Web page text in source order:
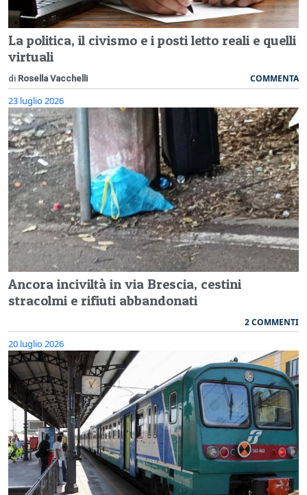
La politica, il civismo e i posti letto reali e quelli
virtuali
di Rosella Vacchelli COMMENTA
23 luglio 2026
Ancora inciviltà in via Brescia, cestini
stracolmi e rifiuti abbandonati
2 COMMENTI
20 luglio 2026